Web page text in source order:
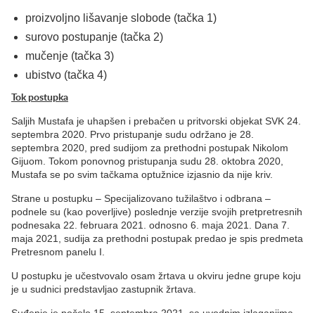
proizvoljno lišavanje slobode (tačka 1)
surovo postupanje (tačka 2)
mučenje (tačka 3)
ubistvo (tačka 4)
Tok postupka
Saljih Mustafa je uhapšen i prebačen u pritvorski objekat SVK 24.
septembra 2020. Prvo pristupanje sudu održano je 28.
septembra 2020, pred sudijom za prethodni postupak Nikolom
Gijuom. Tokom ponovnog pristupanja sudu 28. oktobra 2020,
Mustafa se po svim tačkama optužnice izjasnio da nije kriv.
Strane u postupku – Specijalizovano tužilaštvo i odbrana –
podnele su (kao poverljive) poslednje verzije svojih pretpretresnih
podnesaka 22. februara 2021. odnosno 6. maja 2021. Dana 7.
maja 2021, sudija za prethodni postupak predao je spis predmeta
Pretresnom panelu I.
U postupku je učestvovalo osam žrtava u okviru jedne grupe koju
je u sudnici predstavljao zastupnik žrtava.